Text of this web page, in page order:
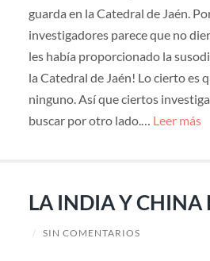
guarda en la Catedral de Jaén.
investigadores parece que no
les había proporcionado la
la Catedral de Jaén! Lo cierto es
ninguno. Así que ciertos
buscar por otro lado.… Leer más
LA INDIA Y CHINA
/ SIN COMENTARIOS